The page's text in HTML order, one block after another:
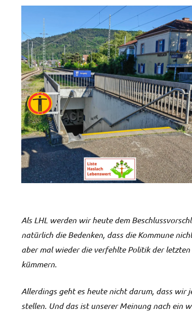
Kommentare
Als LHL werden wir heute dem
natürlich die Bedenken, dass die Kommune
aber mal wieder die verfehlte Politik der
kümmern.
Allerdings geht es heute nicht darum, dass wir
stellen. Und das ist unserer Meinung nach ein